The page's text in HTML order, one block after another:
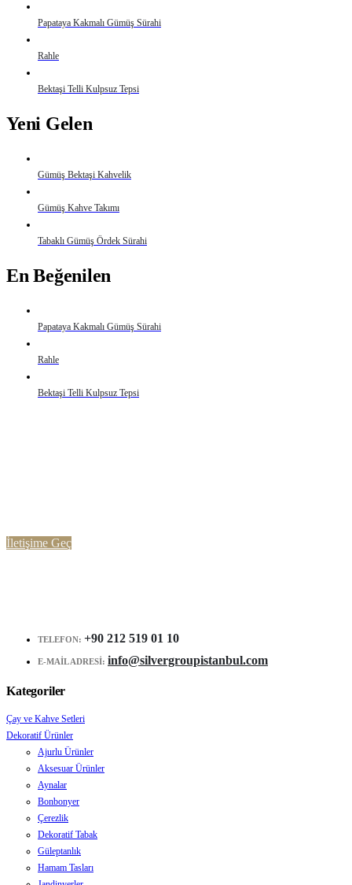
Papataya Kakmalı Gümüş Sürahi
Rahle
Bektaşi Telli Kulpsuz Tepsi
Yeni Gelen
Gümüş Bektaşi Kahvelik
Gümüş Kahve Takımı
Tabaklı Gümüş Ördek Sürahi
En Beğenilen
Papataya Kakmalı Gümüş Sürahi
Rahle
Bektaşi Telli Kulpsuz Tepsi
İletişime Geç
TELEFON: +90 212 519 01 10
E-MAIL ADRESI: info@silvergroupistanbul.com
Kategoriler
Çay ve Kahve Setleri
Dekoratif Ürünler
Ajurlu Ürünler
Aksesuar Ürünler
Aynalar
Bonbonyer
Çerezlik
Dekoratif Tabak
Güleptanlık
Hamam Tasları